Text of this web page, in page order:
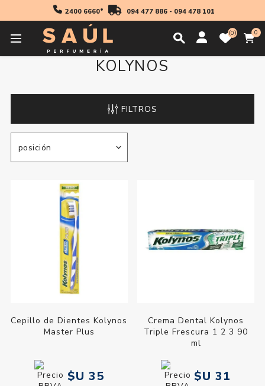
2400 6660* 094 477 886- 094 478 101
0 0
KOLYNOS
FILTROS
Cepillo de Dientes Kolynos
Master Plus
$U 35
Crema Dental Kolynos
Triple Frescura 1 2 3 90
ml
$U 31